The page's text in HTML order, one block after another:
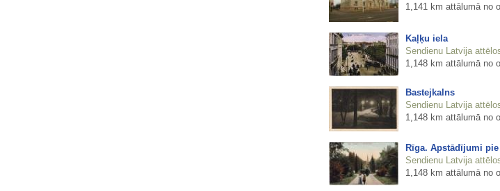
1,141 km attālumā no
Kaļķu iela
Sendienu Latvija
1,148 km attālumā no
Bastejkalns
Sendienu Latvija
1,148 km attālumā no
Rīga. Apstādījumi
Sendienu Latvija
1,148 km attālumā no